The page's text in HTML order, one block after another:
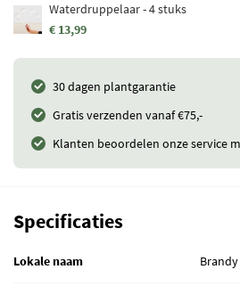
Waterdruppelaar - 4 stuks
€ 13,99
30 dagen plantgarantie
Gratis verzenden vanaf €75,-
Klanten beoordelen onze service
Specificaties
Lokale naam Brandy